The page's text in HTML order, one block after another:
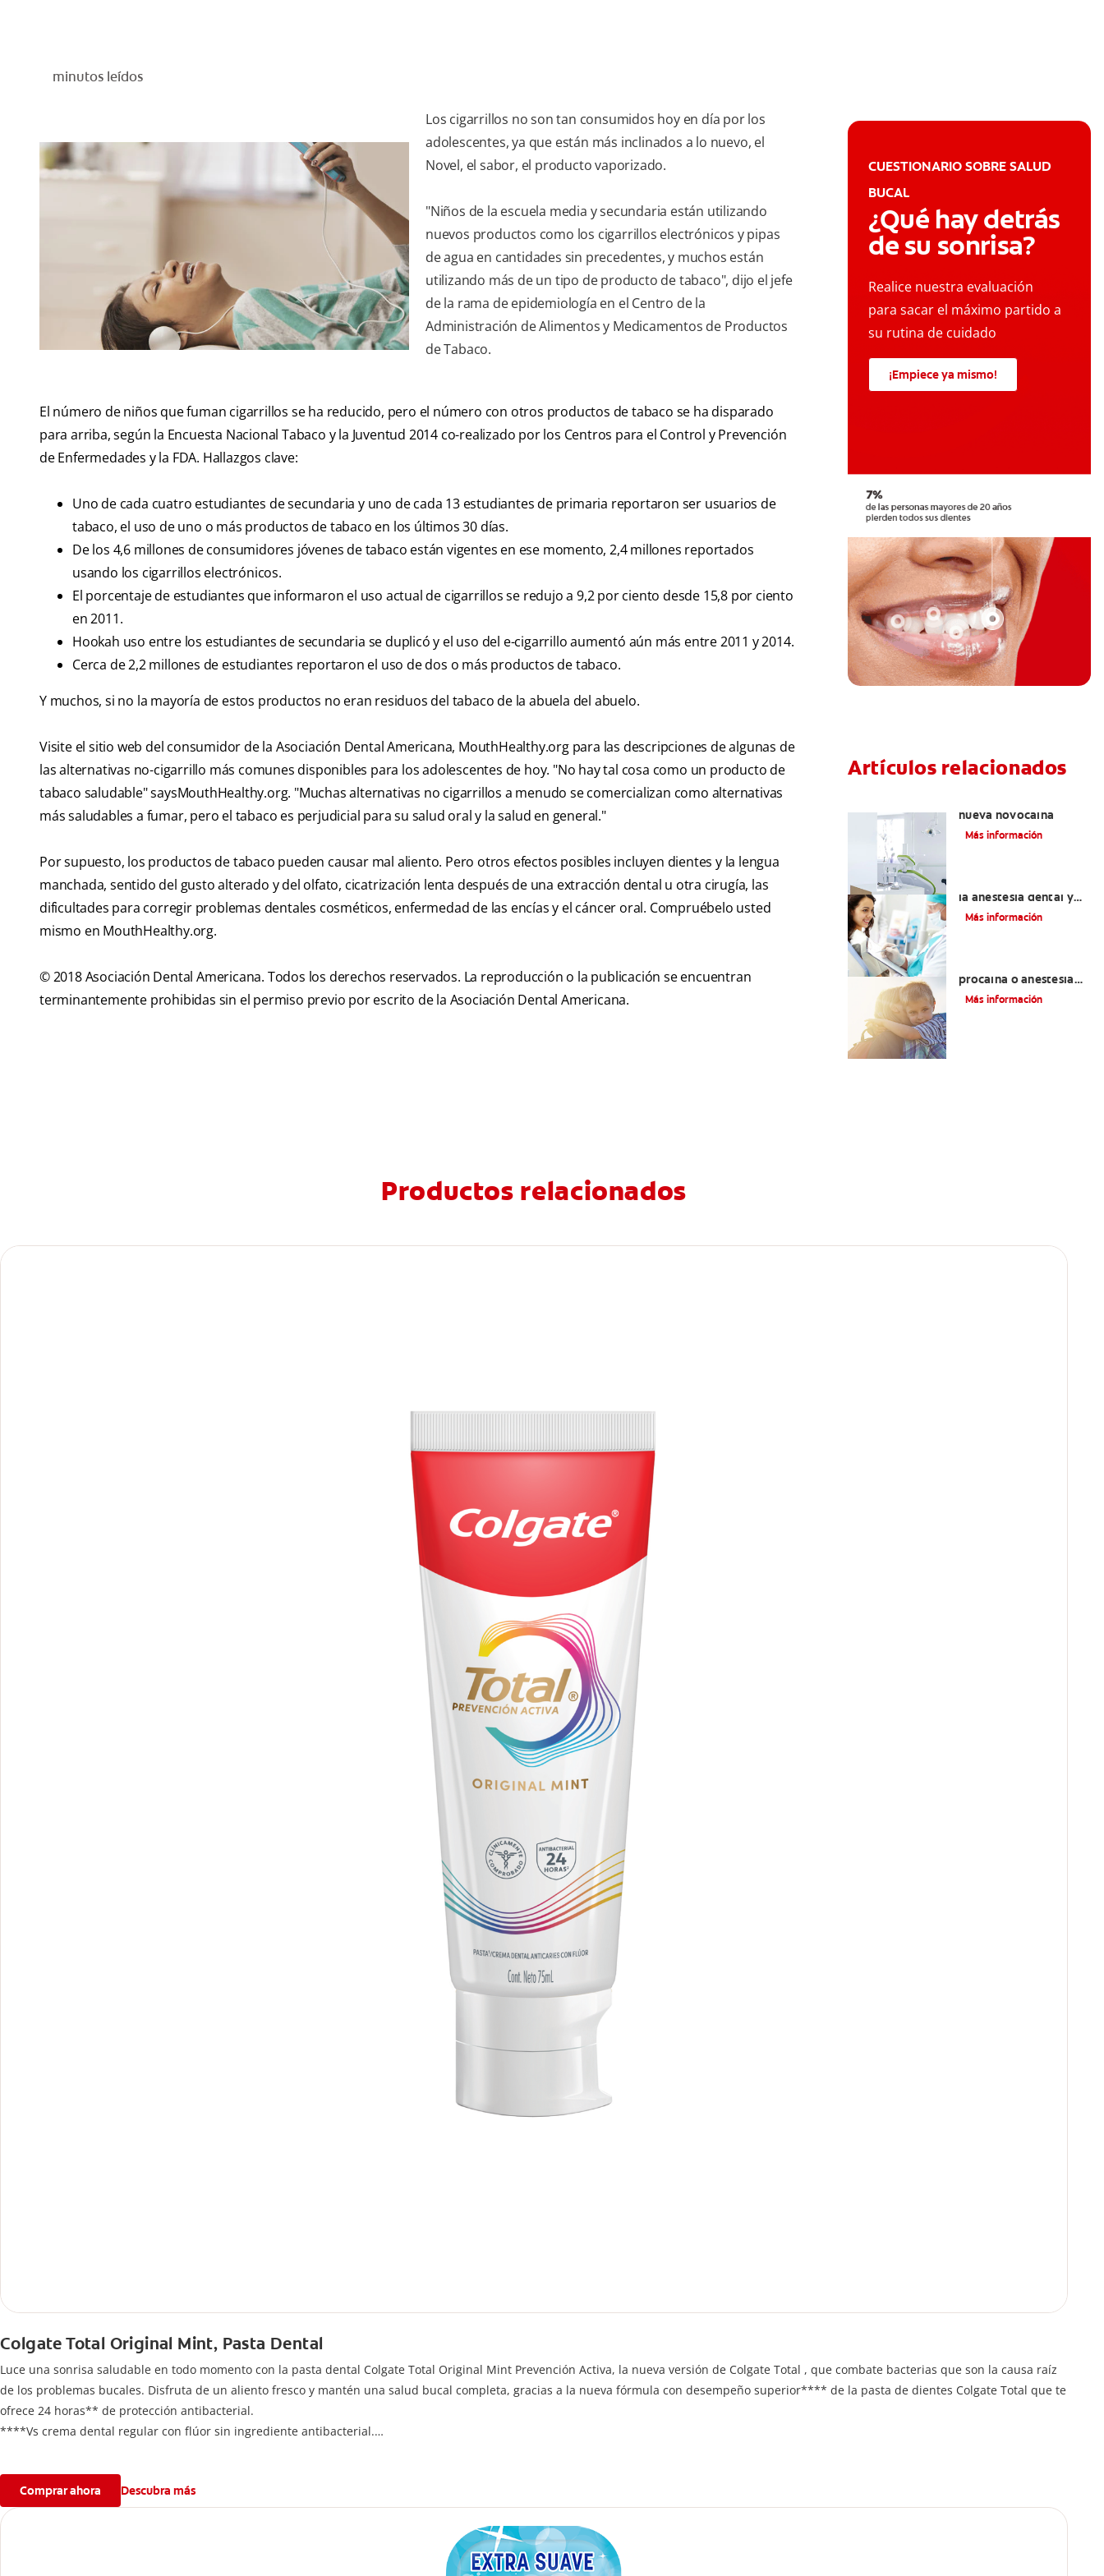
minutos leídos
Los cigarrillos no son tan consumidos hoy en día por los
adolescentes, ya que están más inclinados a lo nuevo, el
Novel, el sabor, el producto vaporizado.
"Niños de la escuela media y secundaria están utilizando
nuevos productos como los cigarrillos electrónicos y pipas
de agua en cantidades sin precedentes, y muchos están
utilizando más de un tipo de producto de tabaco", dijo el jefe
de la rama de epidemiología en el Centro de la
Administración de Alimentos y Medicamentos de Productos
de Tabaco.
El número de niños que fuman cigarrillos se ha reducido, pero el número con otros productos de tabaco se ha disparado
para arriba, según la Encuesta Nacional Tabaco y la Juventud 2014 co-realizado por los Centros para el Control y Prevención
de Enfermedades y la FDA. Hallazgos clave:
Uno de cada cuatro estudiantes de secundaria y uno de cada 13 estudiantes de primaria reportaron ser usuarios de
tabaco, el uso de uno o más productos de tabaco en los últimos 30 días.
De los 4,6 millones de consumidores jóvenes de tabaco están vigentes en ese momento, 2,4 millones reportados
usando los cigarrillos electrónicos.
El porcentaje de estudiantes que informaron el uso actual de cigarrillos se redujo a 9,2 por ciento desde 15,8 por ciento
en 2011.
Hookah uso entre los estudiantes de secundaria se duplicó y el uso del e-cigarrillo aumentó aún más entre 2011 y 2014.
Cerca de 2,2 millones de estudiantes reportaron el uso de dos o más productos de tabaco.
Y muchos, si no la mayoría de estos productos no eran residuos del tabaco de la abuela del abuelo.
Visite el sitio web del consumidor de la Asociación Dental Americana, MouthHealthy.org para las descripciones de algunas de
las alternativas no-cigarrillo más comunes disponibles para los adolescentes de hoy. "No hay tal cosa como un producto de
tabaco saludable" saysMouthHealthy.org. "Muchas alternativas no cigarrillos a menudo se comercializan como alternativas
más saludables a fumar, pero el tabaco es perjudicial para su salud oral y la salud en general."
Por supuesto, los productos de tabaco pueden causar mal aliento. Pero otros efectos posibles incluyen dientes y la lengua
manchada, sentido del gusto alterado y del olfato, cicatrización lenta después de una extracción dental u otra cirugía, las
dificultades para corregir problemas dentales cosméticos, enfermedad de las encías y el cáncer oral. Compruébelo usted
mismo en MouthHealthy.org.
© 2018 Asociación Dental Americana. Todos los derechos reservados. La reproducción o la publicación se encuentran
terminantemente prohibidas sin el permiso previo por escrito de la Asociación Dental Americana.
CUESTIONARIO SOBRE SALUD
BUCAL
¿Qué hay detrás
de su sonrisa?
Realice nuestra evaluación
para sacar el máximo partido a
su rutina de cuidado
¡Empiece ya mismo!
Artículos relacionados
nueva novocaína
Más información
la anestesia dental y
causas de tratamiento
Más información
procaína o anestesia
dental
Más información
Productos relacionados
Colgate Total Original Mint, Pasta Dental
Luce una sonrisa saludable en todo momento con la pasta dental Colgate Total Original Mint Prevención Activa, la nueva versión de Colgate Total , que combate bacterias que son la causa raíz
de los problemas bucales. Disfruta de un aliento fresco y mantén una salud bucal completa, gracias a la nueva fórmula con desempeño superior**** de la pasta de dientes Colgate Total que te
ofrece 24 horas** de protección antibacterial.
****Vs crema dental regular con flúor sin ingrediente antibacterial.
Comprar ahora Descubra más